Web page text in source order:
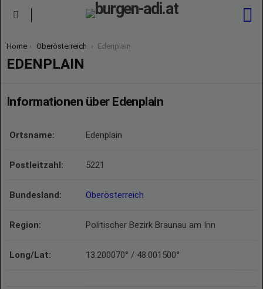
You are here:
Home Oberösterreich Edenplain
EDENPLAIN
Informationen über Edenplain
Ortsname: Edenplain
Postleitzahl: 5221
Bundesland: Oberösterreich
Region: Politischer Bezirk Braunau am Inn
Long/Lat: 13.200070° / 48.001500°